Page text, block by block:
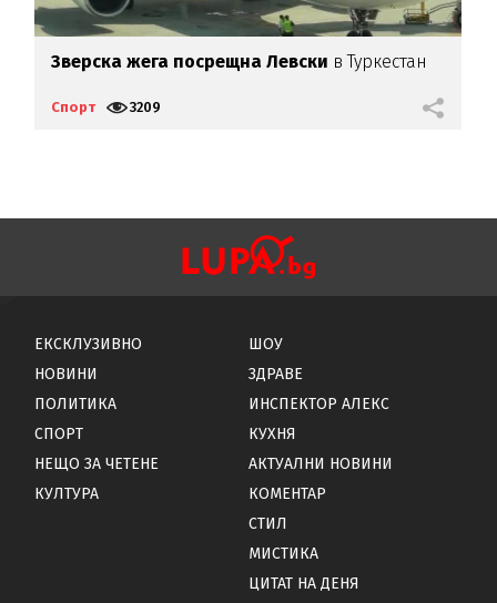
Зверска жега посрещна Левски в Туркестан
Спорт 3209
ЕКСКЛУЗИВНО
НОВИНИ
ПОЛИТИКА
СПОРТ
НЕЩО ЗА ЧЕТЕНЕ
КУЛТУРА
ШОУ
ЗДРАВЕ
ИНСПЕКТОР АЛЕКС
КУХНЯ
АКТУАЛНИ НОВИНИ
КОМЕНТАР
СТИЛ
МИСТИКА
ЦИТАТ НА ДЕНЯ